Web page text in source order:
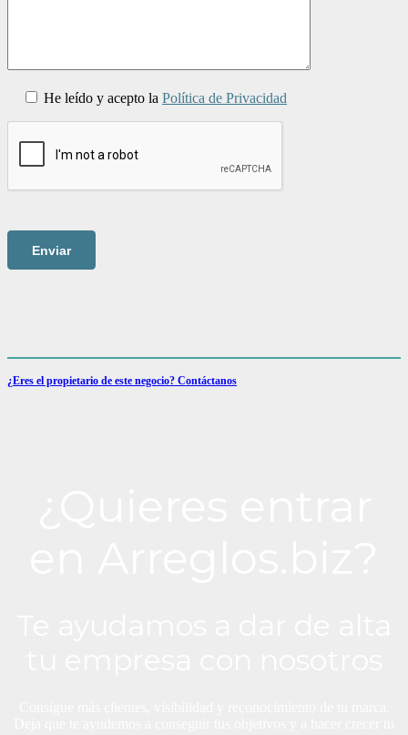
He leído y acepto la Política de Privacidad
¿Eres el propietario de este negocio? Contáctanos